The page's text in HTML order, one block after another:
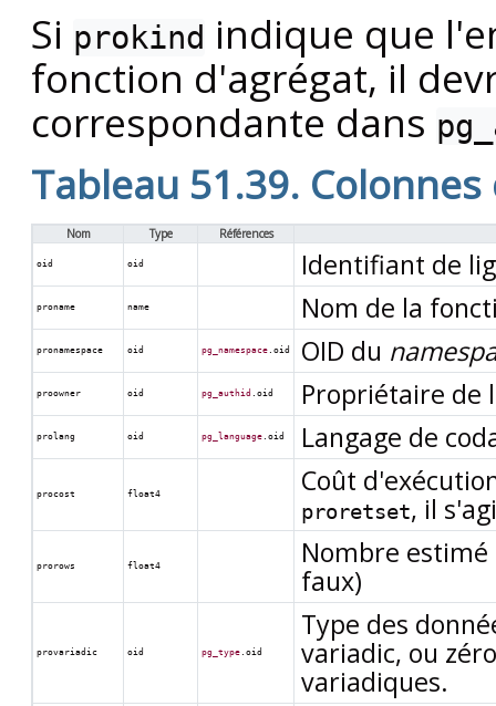
Si prokind indique que
fonction d'agrégat, il
correspondante dans
Tableau 51.39.
Nom Type Références
oid oid Identifiant de
proname name Nom de la
pronamespace oid pg_namespace.oid OID du
proowner oid pg_authid .oid Propriétaire de
prolang oid pg_language.oid Langage de
procost float4 Coût
proretset, il
prorows float4
Nombre
faux)
provariadic oid pg_type.oid
Type des
variadic, ou
variadiques.